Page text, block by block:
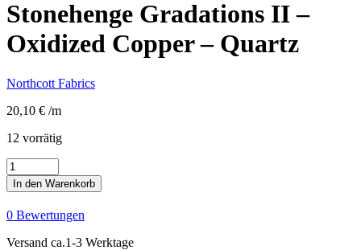
Stonehenge Gradations II –
Oxidized Copper – Quartz
Northcott Fabrics
20,10 € /m
12 vorrätig
Stonehenge
Gradations
II
-
Oxidized
Copper
In den Warenkorb
0 Bewertungen
Versand ca.1-3 Werktage